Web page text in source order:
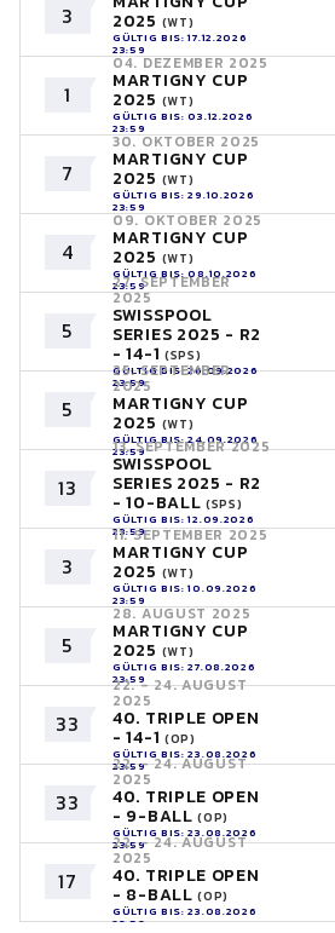
3 2025 (WT)
GÜLTIG BIS: 17.12.2026
23:59
1
04. DEZEMBER 2025
MARTIGNY CUP
2025 (WT)
GÜLTIG BIS: 03.12.2026
23:59
7
30. OKTOBER 2025
MARTIGNY CUP
2025 (WT)
GÜLTIG BIS: 29.10.2026
23:59
4
09. OKTOBER 2025
MARTIGNY CUP
2025 (WT)
GÜLTIG BIS: 08.10.2026
23:59
5
27. SEPTEMBER
2025
SWISSPOOL
SERIES 2025 - R2
- 14-1 (SPS)
GÜLTIG BIS: 26.09.2026
23:59
5
25. SEPTEMBER
2025
MARTIGNY CUP
2025 (WT)
GÜLTIG BIS: 24.09.2026
23:59
13
13. SEPTEMBER 2025
SWISSPOOL
SERIES 2025 - R2
- 10-BALL (SPS)
GÜLTIG BIS: 12.09.2026
23:59
3
11. SEPTEMBER 2025
MARTIGNY CUP
2025 (WT)
GÜLTIG BIS: 10.09.2026
23:59
5
28. AUGUST 2025
MARTIGNY CUP
2025 (WT)
GÜLTIG BIS: 27.08.2026
23:59
33
22. - 24. AUGUST
2025
40. TRIPLE OPEN
- 14-1 (OP)
GÜLTIG BIS: 23.08.2026
23:59
33
22. - 24. AUGUST
2025
40. TRIPLE OPEN
- 9-BALL(OP)
GÜLTIG BIS: 23.08.2026
23:59
17
22. - 24. AUGUST
2025
40. TRIPLE OPEN
- 8-BALL(OP)
GÜLTIG BIS: 23.08.2026
23:59